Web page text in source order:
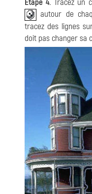
Étape 4. Tracez un
autour de
tracez des lignes
doit pas changer sa